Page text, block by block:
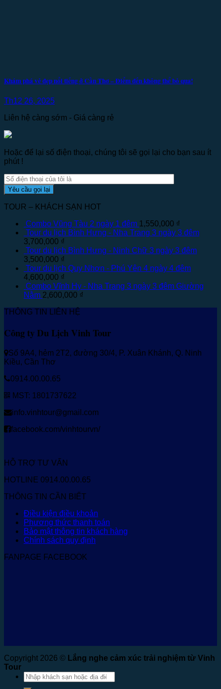
Khám phá vẻ đẹp nổi tiếng ở Cần Thơ – Điểm đến không thể bỏ qua!
Th12 26, 2025
Liên hệ càng sớm - Giá càng rẻ
Hoặc để lại số điện thoại, chúng tôi sẽ gọi lại cho bạn sau ít
phút !
TOUR – KHÁCH SẠN HOT
Combo Vũng Tàu 2 ngày 1 đêm 1,550,000 ₫
Tour du lịch Bình Hưng - Nha Trang 3 ngày 3 đêm
3,700,000 ₫
Tour du lịch Bình Hưng - Ninh Chữ 3 ngày 3 đêm
3,500,000 ₫
Tour du lịch Quy Nhơn - Phú Yên 4 ngày 4 đêm
4,600,000 ₫
Combo Vĩnh Hy - Nha Trang 3 ngày 3 đêm Giường
Nằm 2,600,000 ₫
THÔNG TIN LIÊN HỆ
Công ty Du Lịch Vinh Tour
Số 9A4, hẻm 2T2, đường 30/4, P. Xuân Khánh, Q. Ninh
Kiều, Cần Thơ
0914.00.00.65
MST: 1801737622
info.vinhtour@gmail.com
facebook.com/vinhtourvn/
HỖ TRỢ TƯ VẤN
HOTLINE 0914.00.00.65
THÔNG TIN CẦN BIẾT
Điều kiện điều khoản
Phương thức thanh toán
Bảo mật thông tin khách hàng
Chính sách quy định
FANPAGE FACEBOOK
Copyright 2026 © Lắng nghe cảm xúc trải nghiệm từ Vinh
Tour
Tìm
kiếm: